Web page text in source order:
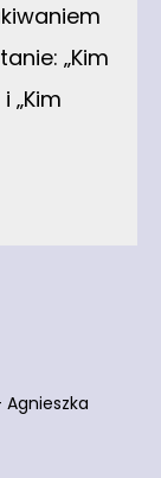
„Kim
„Kim